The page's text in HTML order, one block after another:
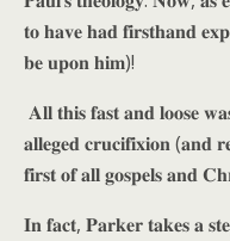
𝐭𝐨 𝐡𝐚𝐯𝐞 𝐡𝐚𝐝 𝐟𝐢𝐫𝐬𝐭𝐡𝐚𝐧𝐝
𝐛𝐞 𝐮𝐩𝐨𝐧 𝐡𝐢𝐦)!
𝐀𝐥𝐥 𝐭𝐡𝐢𝐬 𝐟𝐚𝐬𝐭 𝐚𝐧𝐝 𝐥𝐨𝐨𝐬𝐞
𝐚𝐥𝐥𝐞𝐠𝐞𝐝 𝐜𝐫𝐮𝐜𝐢𝐟𝐢𝐱𝐢𝐨𝐧 (𝐚𝐧𝐝
𝐟𝐢𝐫𝐬𝐭 𝐨𝐟 𝐚𝐥𝐥 𝐠𝐨𝐬𝐩𝐞𝐥𝐬 𝐚𝐧𝐝
𝐈𝐧 𝐟𝐚𝐜𝐭, 𝐏𝐚𝐫𝐤𝐞𝐫 𝐭𝐚𝐤𝐞𝐬 𝐚